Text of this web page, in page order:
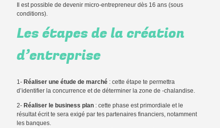
Il est possible de devenir micro-entrepreneur dès 16 ans (sous
conditions).
Les étapes de la création
d’entreprise
1- Réaliser une étude de marché : cette étape te permettra
d’identifier la concurrence et de déterminer la zone de -chalandise.
2- Réaliser le business plan : cette phase est primordiale et le
résultat écrit te sera exigé par tes partenaires financiers, notamment
les banques.